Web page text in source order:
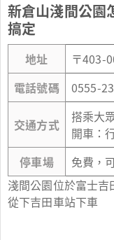
新倉山淺間公園
搞定
地址 〒403-
電話號碼
0555-
交通方式
搭乘大
開車：
停車場
免費，
淺間公園位於富士
從下吉田車站下車